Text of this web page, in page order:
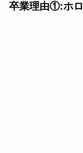
卒業理由①:ホロ